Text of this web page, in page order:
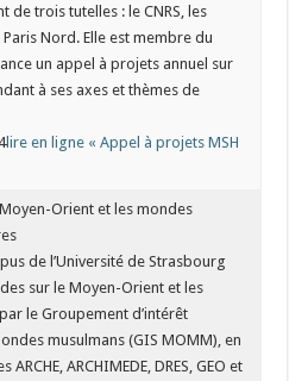
de trois tutelles : le CNRS, les
Nord. Elle est membre du
un appel à projets annuel sur
à ses axes et thèmes de
lire en ligne « Appel à projets MSH
Orient et les mondes
de l’Université de Strasbourg
sur le Moyen-Orient et les
le Groupement d’intérêt
musulmans (GIS MOMM), en
ARCHIMEDE, DRES, GEO et